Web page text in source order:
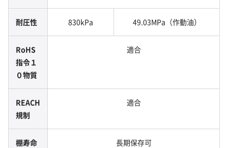
耐圧性 830kPa 49.03MPa（作動油）
RoHS
指令１
０物質
適合
REACH
規制
適合
棚寿命 長期保存可